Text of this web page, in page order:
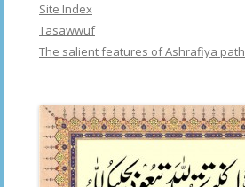
Site Index
Tasawwuf
The salient features of Ashrafiya path